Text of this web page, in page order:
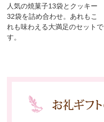
人気の焼菓子13袋とクッキー
32袋を詰め合わせ。あれもこ
れも味わえる大満足のセットで
す。